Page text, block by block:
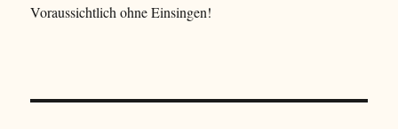
Voraussichtlich ohne Einsingen!